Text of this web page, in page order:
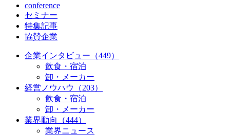
conference
セミナー
特集記事
協賛企業
企業インタビュー（449）
飲食・宿泊
卸・メーカー
経営ノウハウ（203）
飲食・宿泊
卸・メーカー
業界動向（444）
業界ニュース